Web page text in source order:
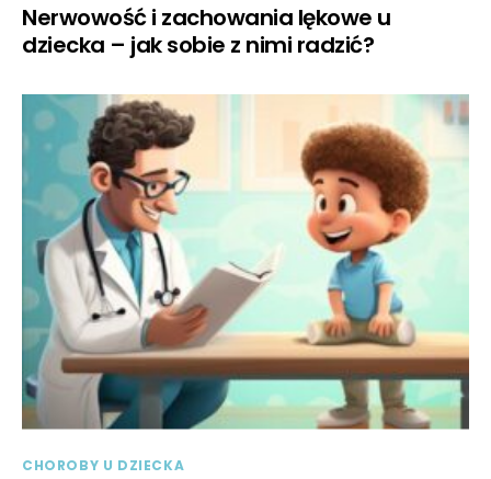
Nerwowość i zachowania lękowe u
dziecka – jak sobie z nimi radzić?
CHOROBY U DZIECKA